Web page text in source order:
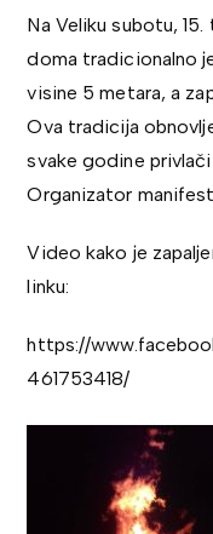
Na Veliku subotu,
doma tradicionalno
visine 5 metara, a
Ova tradicija
svake godine
Organizator
Video kako je
linku:
https://
461753418/